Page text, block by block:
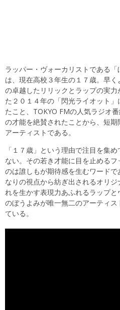
ラッパー・ヴォーカリストである「
は、現在高校３年生の１７歳。早
の卓越したリリックとラップの実
た２０１４年の「閃光ライオット
たこと、TOKYO FMの人気ラジオ
の才能を絶賛されたことから、短
アーティストである。
「１７歳」という理由で注目を集
ない。その若き才能に目を止める
のは誰しもが期待感を生むワード
なりの視点から紡ぎ出されるオリ
れを生かす表現力あふれるラップと
のぼうよみが唯一無二のアーティ
ている。